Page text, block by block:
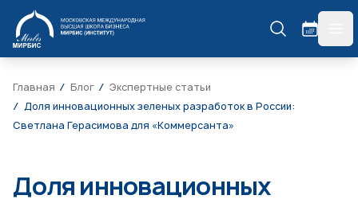
МИРБИС
Главная Блог
Экспертные статьи
Доля инновационных зеленых разработок в России:
Светлана Герасимова для «Коммерсанта»
Доля инновационных